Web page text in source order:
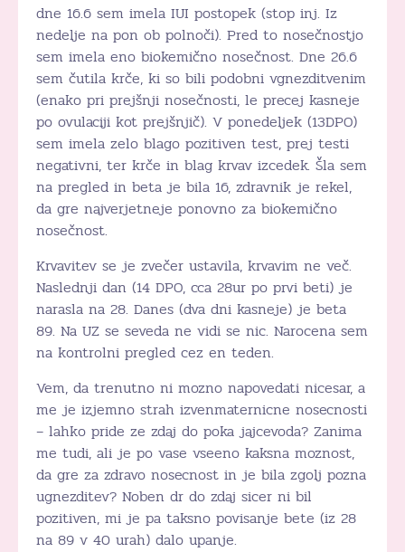
dne 16.6 sem imela IUI postopek (stop inj. Iz
nedelje na pon ob polnoči). Pred to nosečnostjo
sem imela eno biokemično nosečnost. Dne 26.6
sem čutila krče, ki so bili podobni vgnezditvenim
(enako pri prejšnji nosečnosti, le precej kasneje
po ovulaciji kot prejšnjič). V ponedeljek (13DPO)
sem imela zelo blago pozitiven test, prej testi
negativni, ter krče in blag krvav izcedek. Šla sem
na pregled in beta je bila 16, zdravnik je rekel,
da gre najverjetneje ponovno za biokemično
nosečnost.
Krvavitev se je zvečer ustavila, krvavim ne več.
Naslednji dan (14 DPO, cca 28ur po prvi beti) je
narasla na 28. Danes (dva dni kasneje) je beta
89. Na UZ se seveda ne vidi se nic. Narocena sem
na kontrolni pregled cez en teden.
Vem, da trenutno ni mozno napovedati nicesar, a
me je izjemno strah izvenmaternicne nosecnosti
– lahko pride ze zdaj do poka jajcevoda? Zanima
me tudi, ali je po vase vseeno kaksna moznost,
da gre za zdravo nosecnost in je bila zgolj pozna
ugnezditev? Noben dr do zdaj sicer ni bil
pozitiven, mi je pa taksno povisanje bete (iz 28
na 89 v 40 urah) dalo upanje.